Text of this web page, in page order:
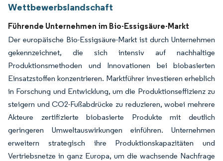
Wettbewerbslandschaft
Führende Unternehmen im Bio-Essigsäure-Markt
Der europäische Bio-Essigsäure-Markt ist durch Unternehmen
gekennzeichnet, die sich intensiv auf nachhaltige
Produktionsmethoden und Innovationen bei biobasierten
Einsatzstoffen konzentrieren. Marktführer investieren erheblich
in Forschung und Entwicklung, um die Produktionseffizienz zu
steigern und CO2-Fußabdrücke zu reduzieren, wobei mehrere
Akteure zertifizierte biobasierte Produkte mit deutlich
geringeren Umweltauswirkungen einführen. Unternehmen
erweitern strategisch ihre Produktionskapazitäten und
Vertriebsnetze in ganz Europa, um die wachsende Nachfrage